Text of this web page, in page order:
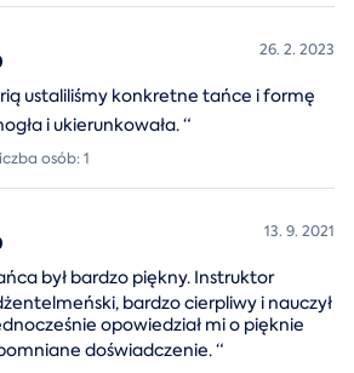
26. 2. 2023
ustaliliśmy konkretne tańce i formę
i ukierunkowała.“
osób: 1
13. 9. 2021
był bardzo piękny. Instruktor
bardzo cierpliwy i nauczył
opowiedział mi o pięknie
doświadczenie.“